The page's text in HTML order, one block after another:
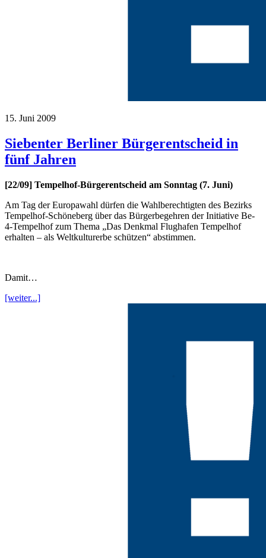
15. Juni 2009
Siebenter Berliner Bürgerentscheid in
fünf Jahren
[22/09] Tempelhof-Bürgerentscheid am Sonntag (7. Juni)
Am Tag der Europawahl dürfen die Wahlberechtigten des Bezirks
Tempelhof-Schöneberg über das Bürgerbegehren der Initiative Be-
4-Tempelhof zum Thema „Das Denkmal Flughafen Tempelhof
erhalten – als Weltkulturerbe schützen“ abstimmen.
Damit…
[weiter...]